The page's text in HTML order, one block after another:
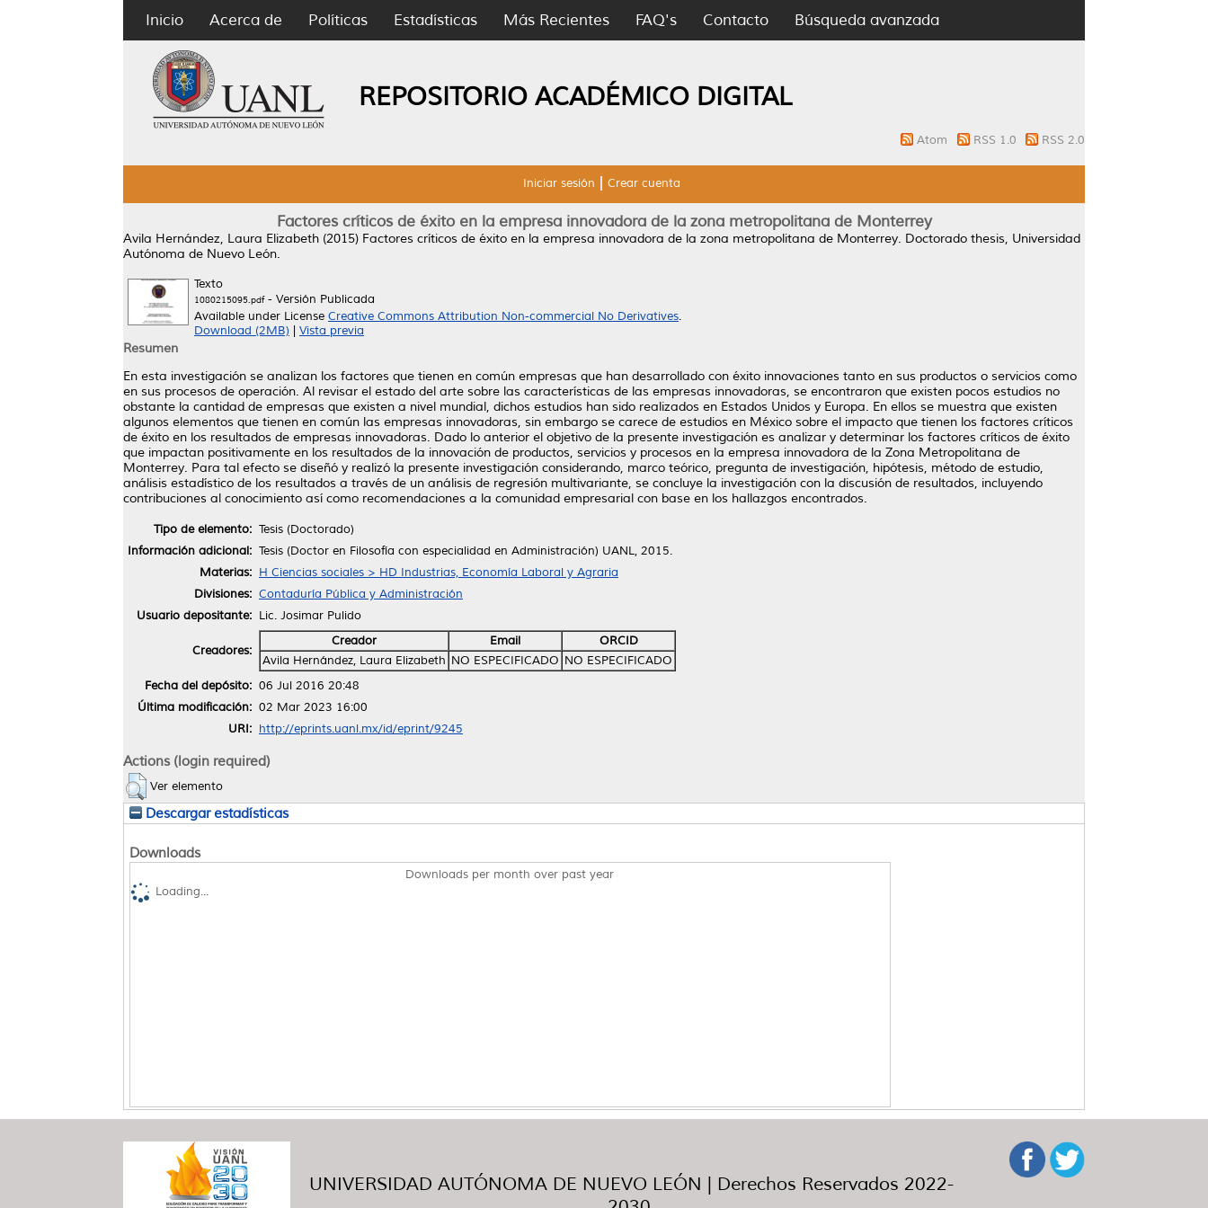
Inicio Acerca de Políticas Estadísticas Más Recientes FAQ's Contacto Búsqueda avanzada
REPOSITORIO ACADÉMICO DIGITAL
Atom RSS 1.0 RSS 2.0
Iniciar sesión Crear cuenta
Factores críticos de éxito en la empresa innovadora de la zona metropolitana de Monterrey
Avila Hernández, Laura Elizabeth (2015) Factores críticos de éxito en la empresa innovadora de la zona metropolitana de Monterrey. Doctorado thesis, Universidad
Autónoma de Nuevo León.
Texto
1080215095.pdf- Versión Publicada
Available under License Creative Commons Attribution Non-commercial No Derivatives.
Download (2MB)
Vista previa
Resumen
En esta investigación se analizan los factores que tienen en común empresas que han desarrollado con éxito innovaciones tanto en sus productos o servicios como
en sus procesos de operación. Al revisar el estado del arte sobre las características de las empresas innovadoras, se encontraron que existen pocos estudios no
obstante la cantidad de empresas que existen a nivel mundial, dichos estudios han sido realizados en Estados Unidos y Europa. En ellos se muestra que existen
algunos elementos que tienen en común las empresas innovadoras, sin embargo se carece de estudios en México sobre el impacto que tienen los factores críticos
de éxito en los resultados de empresas innovadoras. Dado lo anterior el objetivo de la presente investigación es analizar y determinar los factores críticos de éxito
que impactan positivamente en los resultados de la innovación de productos, servicios y procesos en la empresa innovadora de la Zona Metropolitana de
Monterrey. Para tal efecto se diseñó y realizó la presente investigación considerando, marco teórico, pregunta de investigación, hipótesis, método de estudio,
análisis estadístico de los resultados a través de un análisis de regresión multivariante, se concluye la investigación con la discusión de resultados, incluyendo
contribuciones al conocimiento así como recomendaciones a la comunidad empresarial con base en los hallazgos encontrados.
Tipo de elemento: Tesis (Doctorado)
Información adicional: Tesis (Doctor en Filosofía con especialidad en Administración) UANL, 2015.
Materias: H Ciencias sociales > HD Industrias, Economía Laboral y Agraria
Divisiones: Contaduría Pública y Administración
Usuario depositante: Lic. Josimar Pulido
Creadores:
Creador Email
ORCID
Avila Hernández, Laura Elizabeth NO ESPECIFICADO NO ESPECIFICADO
Fecha del depósito: 06 Jul 2016 20:48
Última modificación: 02 Mar 2023 16:00
URI: http://eprints.uanl.mx/id/eprint/9245
Actions (login required)
Ver elemento
Descargar estadísticas
Downloads
Downloads per month over past year
Loading...
UNIVERSIDAD AUTÓNOMA DE NUEVO LEÓN | Derechos Reservados 2022-